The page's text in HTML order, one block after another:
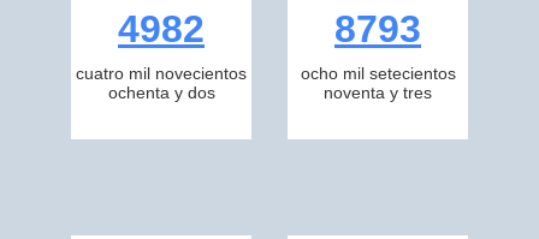
4982
cuatro mil novecientos
ochenta y dos
8793
ocho mil setecientos
noventa y tres